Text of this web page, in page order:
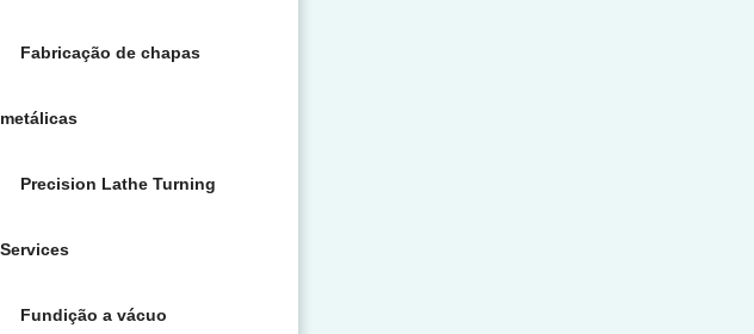
Fabricação de chapas
metálicas
Precision Lathe Turning
Services
Fundição a vácuo